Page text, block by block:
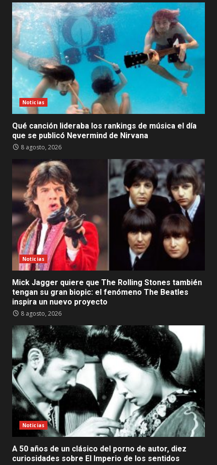
Noticias
Qué canción lideraba los rankings de música el día
que se publicó Nevermind de Nirvana
8 agosto, 2026
Noticias
Mick Jagger quiere que The Rolling Stones también
tengan su gran biopic: el fenómeno The Beatles
inspira un nuevo proyecto
8 agosto, 2026
Noticias
A 50 años de un clásico del porno de autor, diez
curiosidades sobre El Imperio de los sentidos